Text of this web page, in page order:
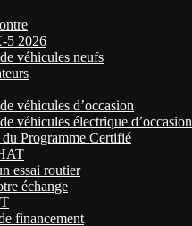
5 2026
véhicules neufs
véhicules d’occasion
véhicules électrique d’occasion
du Programme Certifié
essai routier
échange
financement